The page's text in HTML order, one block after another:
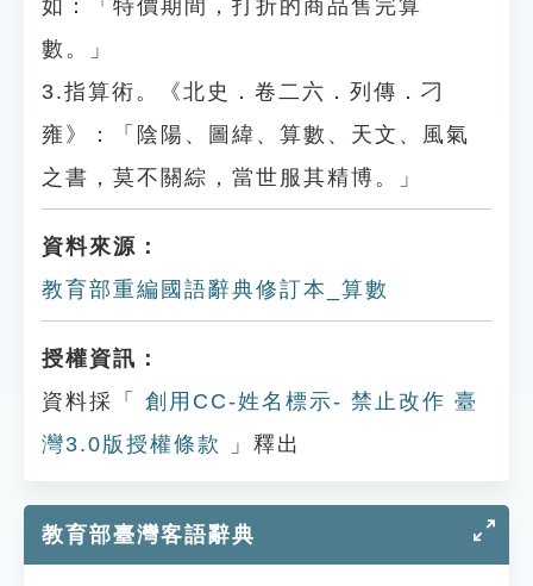
如：「特價期間，打折的商品售完算
數。」
3.指算術。《北史．卷二六．列傳．刁
雍》：「陰陽、圖緯、算數、天文、風氣
之書，莫不關綜，當世服其精博。」
資料來源：
教育部重編國語辭典修訂本_算數
授權資訊：
資料採「
創用CC-姓名標示- 禁止改作 臺
灣3.0版授權條款
」釋出
教育部臺灣客語辭典